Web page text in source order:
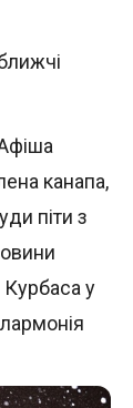
канапа,
піти з
Курбаса у